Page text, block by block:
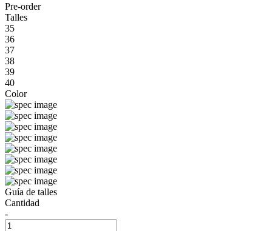
Pre-order
Talles
35
36
37
38
39
40
Color
Guía de talles
Cantidad
-